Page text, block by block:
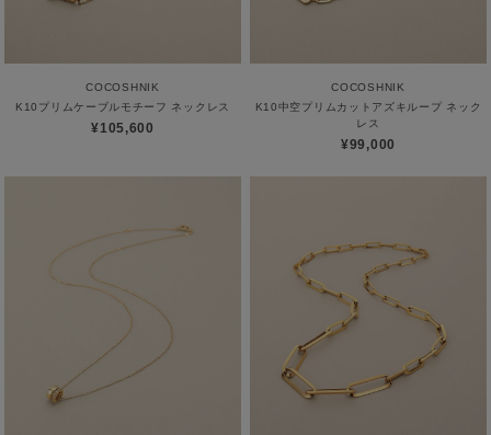
COCOSHNIK
K10プリムケーブルモチーフ ネックレス
¥105,600
COCOSHNIK
K10中空プリムカットアズキループ ネック
レス
¥99,000